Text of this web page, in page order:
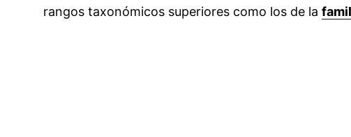
rangos taxonómicos superiores como los de la